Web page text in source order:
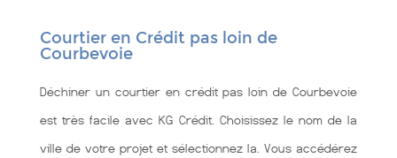
Courtier en Crédit pas loin de
Courbevoie
Déchiner un courtier en crédit pas loin de Courbevoie
est très facile avec KG Crédit. Choisissez le nom de la
ville de votre projet et sélectionnez la. Vous accédérez